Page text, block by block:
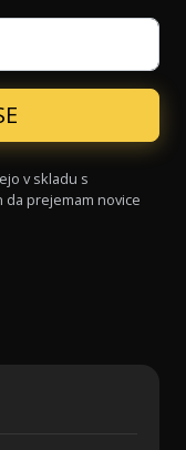
v skladu s
da prejemam novice